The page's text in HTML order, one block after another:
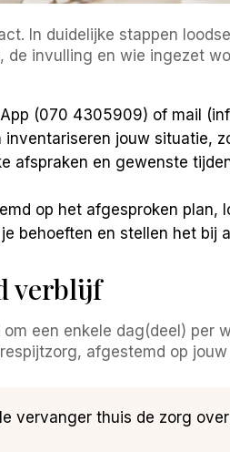
In duidelijke stappen
invulling en wie ingezet
(070 4305909) of mail
jouw situatie,
afspraken en gewenste
op het afgesproken plan,
behoeften en stellen het bij
verblijf
een enkele dag(deel) per
afgestemd op
vervanger thuis de zorg